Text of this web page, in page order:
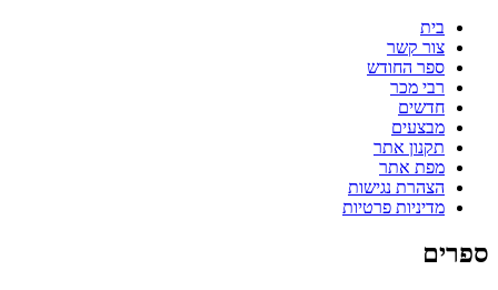
בית
צור קשר
ספר החודש
רבי מכר
חדשים
מבצעים
תקנון אתר
מפת אתר
הצהרת נגישות
מדיניות פרטיות
ספרים